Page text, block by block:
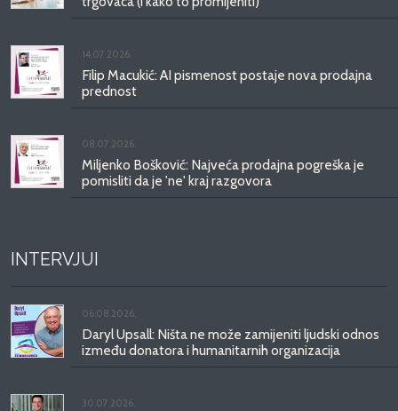
14.07.2026.
Filip Macukić: AI pismenost postaje nova prodajna
prednost
08.07.2026.
Miljenko Bošković: Najveća prodajna pogreška je
pomisliti da je 'ne' kraj razgovora
INTERVJUI
06.08.2026.
Daryl Upsall: Ništa ne može zamijeniti ljudski odnos
između donatora i humanitarnih organizacija
30.07.2026.